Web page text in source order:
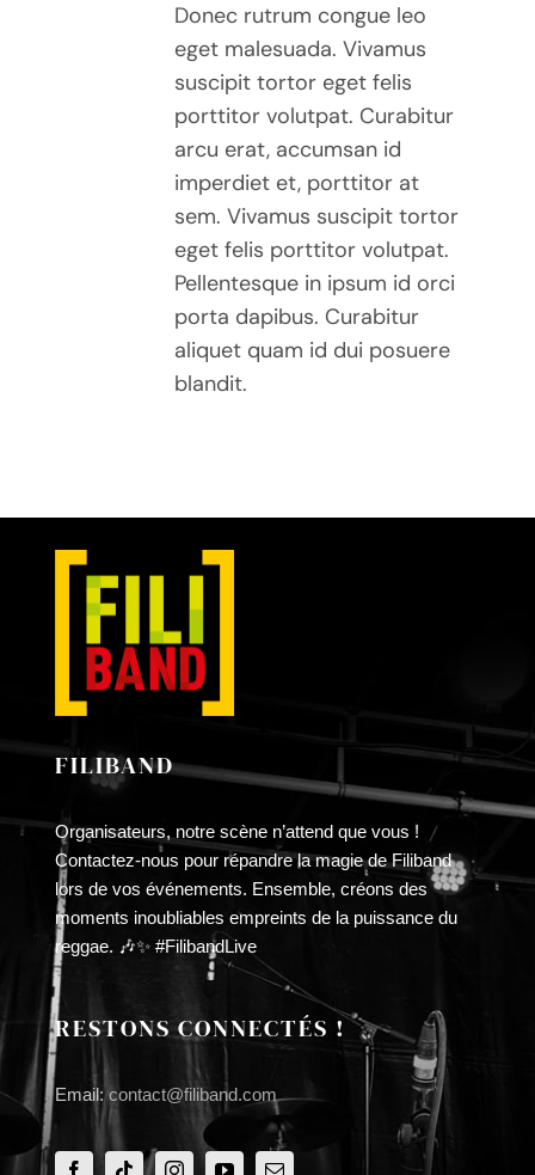
Donec rutrum congue leo
eget malesuada. Vivamus
suscipit tortor eget felis
porttitor volutpat. Curabitur
arcu erat, accumsan id
imperdiet et, porttitor at
sem. Vivamus suscipit tortor
eget felis porttitor volutpat.
Pellentesque in ipsum id orci
porta dapibus. Curabitur
aliquet quam id dui posuere
blandit.
FILIBAND
Organisateurs, notre scène n’attend que vous !
Contactez-nous pour répandre la magie de Filiband
lors de vos événements. Ensemble, créons des
moments inoubliables empreints de la puissance du
reggae. 🎶✨ #FilibandLive
RESTONS CONNECTÉS !
Email:contact@filiband.com